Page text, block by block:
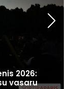
2026:
vasaru